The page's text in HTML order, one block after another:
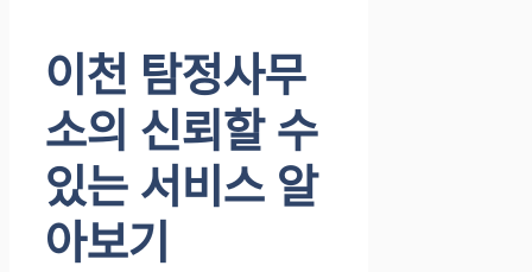
이천 탐정사무
소의 신뢰할 수
있는 서비스 알
아보기